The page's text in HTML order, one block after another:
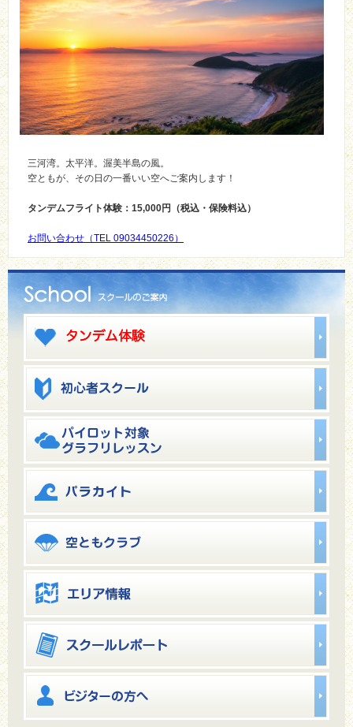
三河湾。太平洋。渥美半島の風。
空ともが、その日の一番いい空へご案内します！
タンデムフライト体験：15,000円（税込・保険料込）
お問い合わせ（TEL 09034450226）